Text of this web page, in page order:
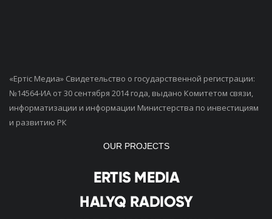
«Ертiс Медиа» Свидетельство о государственной регистрации:
№14564-ИА от 30 сентября 2014 года, выдано Комитетом связи,
информатизации и информации Министерства по инвестициям
и развитию РК
OUR PROJECTS